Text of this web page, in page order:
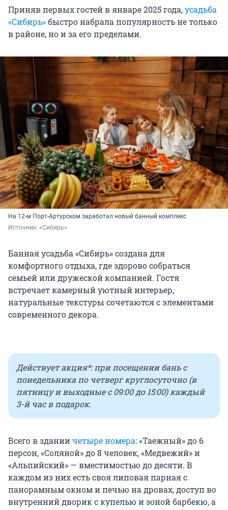
Приняв первых гостей в январе 2025 года,усадьба
«Сибирь»быстро набрала популярность не только
в районе, но и за его пределами.
На 12-м Порт-Артурском заработал новый банный комплекс
Источник: «Сибирь»
Банная усадьба «Сибирь» создана для
комфортного отдыха, где здорово собраться
семьей или дружеской компанией. Гостя
встречает камерный уютный интерьер,
натуральные текстуры сочетаются с элементами
современного декора.
Действует акция*: при посещении бань с
понедельника по четверг круглосуточно (в
пятницу и выходные с 09:00 до 15:00) каждый
3-й час в подарок.
Всего в зданиичетыре номера: «Таежный» до 6
персон, «Соляной» до 8 человек, «Медвежий» и
«Альпийский» — вместимостью до десяти. В
каждом из них есть своя липовая парная с
панорамным окном и печью на дровах, доступ во
внутренний дворик с купелью и зоной барбекю, а